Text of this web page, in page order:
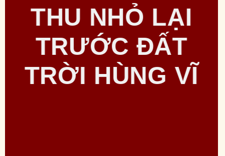
THU NHỎ LẠI
TRƯỚC ĐẤT
TRỜI HÙNG VĨ